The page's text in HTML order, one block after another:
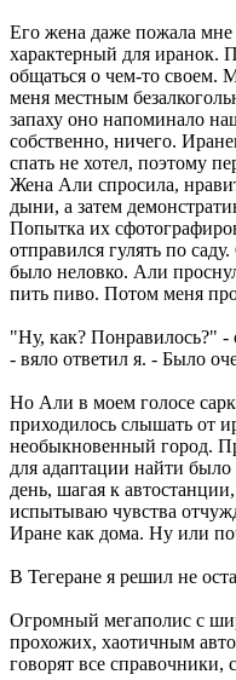
Его жена даже пожала
характерный для иранок.
общаться о чем-то своем.
меня местным
запаху оно напоминало
собственно, ничего.
спать не хотел, поэтому
Жена Али спросила,
дыни, а затем
Попытка их
отправился гулять по
было неловко. Али
пить пиво. Потом меня
"Ну, как? Понравилось?"
- вяло ответил я. - Было
Но Али в моем голосе
приходилось слышать от
необыкновенный город.
для адаптации найти
день, шагая к
испытываю чувства
Иране как дома. Ну или
В Тегеране я решил не
Огромный мегаполис с
прохожих, хаотичным
говорят все справочники,